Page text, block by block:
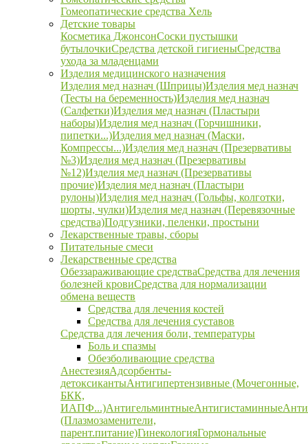
Гомеопатические средства Хель
Детские товары
Косметика ДжонсонСоски пустышки
бутылочкиСредства детской гигиеныСредства
ухода за младенцами
Изделия медицинского назначения
Изделия мед назнач (Шприцы)Изделия мед назнач
(Тесты на беременность)Изделия мед назнач
(Салфетки)Изделия мед назнач (Пластыри
наборы)Изделия мед назнач (Горчишники,
пипетки...)Изделия мед назнач (Маски,
Компрессы...)Изделия мед назнач (Презервативы
№3)Изделия мед назнач (Презервативы
№12)Изделия мед назнач (Презервативы
прочие)Изделия мед назнач (Пластыри
рулоны)Изделия мед назнач (Гольфы, колготки,
шорты, чулки)Изделия мед назнач (Перевязочные
средства)Подгузники, пеленки, простыни
Лекарственные травы, сборы
Питательные смеси
Лекарственные средства
Обеззараживающие средстваСредства для лечения
болезней кровиСредства для нормализации
обмена веществ
Средства для лечения костей
Средства для лечения суставов
Средства для лечения боли, температуры
Боль и спазмы
Обезболивающие средства
АнестезияАдсорбенты-
детоксикантыАнтигипертензивные (Мочегонные,
БКК,
ИАПФ...)АнтигельминтныеАнтигистаминные
(Плазмозаменители,
парент.питание)ГинекологияГормональные